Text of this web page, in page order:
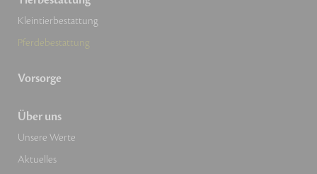
Kleintierbestattung
Pferdebestattung
Vorsorge
Über uns
Unsere Werte
Aktuelles